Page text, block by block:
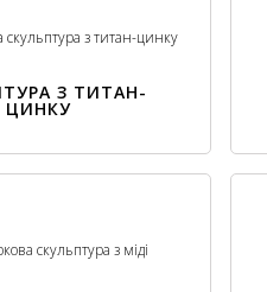
скульптура з титан-цинку
З ТИТАН-
ЦИНКУ
скульптура з міді